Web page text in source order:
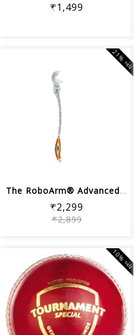
₹1,499
The RoboArm® Advanced- વિશ્વનું સૌથી ...
₹2,299
₹2,899
21% બંધ
10% બંધ